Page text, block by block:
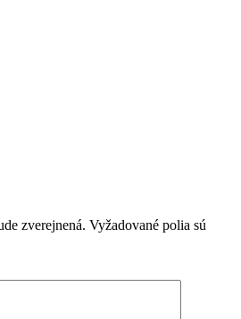
zverejnená. Vyžadované polia sú